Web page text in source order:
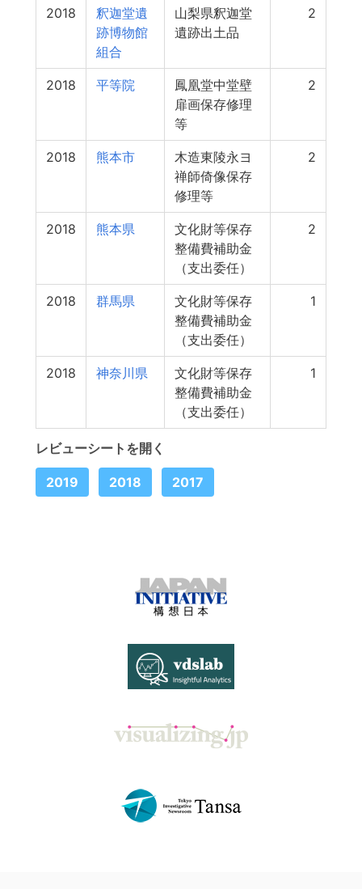
2018
釈迦堂遺
跡博物館
組合
山梨県釈迦堂
遺跡出土品
2
2018 平等院
鳳凰堂中堂壁
扉画保存修理
等
2
2018 熊本市
木造東陵永ヨ
禅師倚像保存
修理等
2
2018 熊本県
文化財等保存
整備費補助金
（支出委任）
2
2018 群馬県
文化財等保存
整備費補助金
（支出委任）
1
2018 神奈川県
文化財等保存
整備費補助金
（支出委任）
1
レビューシートを開く
2019 2018 2017